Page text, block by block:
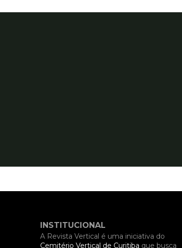
INSTITUCIONAL
A Revista Vertical é uma iniciativa do
Cemitério Vertical de Curitiba que busca